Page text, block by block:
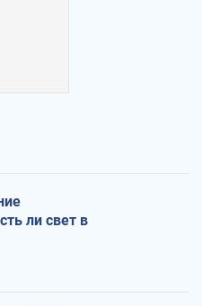
ли свет в